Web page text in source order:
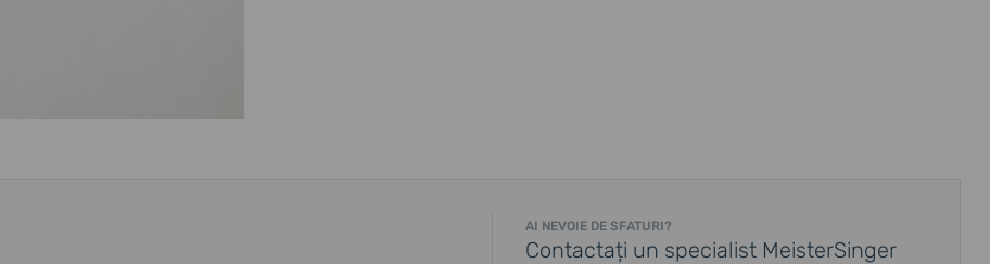
AI NEVOIE DE SFATURI?
Contactați un specialist MeisterSinger